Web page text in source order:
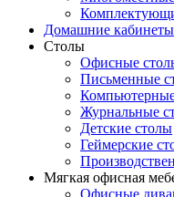
Домашние кабинеты
Столы
Офисные
Письменные
Журнальные
Детские столы
Геймерские
Мягкая офисная
Офисные